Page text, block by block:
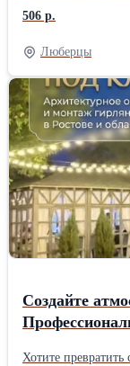
р.: 506.52 руб. от
506 р.
Люберцы
Создайте
Хотите